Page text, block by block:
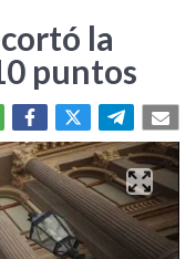
la
puntos